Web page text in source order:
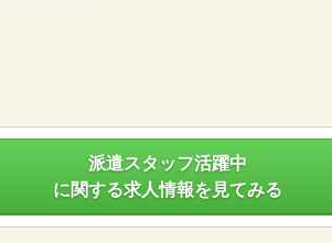
派遣スタッフ活躍中
に関する求人情報を見てみる